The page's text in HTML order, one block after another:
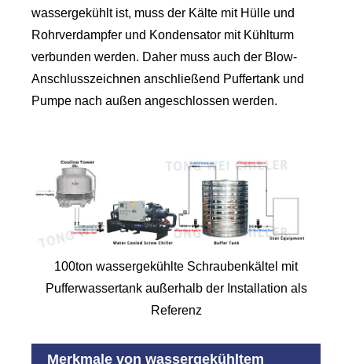
wassergekühlt ist, muss der Kälte mit Hülle und
Rohrverdampfer und Kondensator mit Kühlturm
verbunden werden. Daher muss auch der Blow-
Anschlusszeichnen anschließend Puffertank und
Pumpe nach außen angeschlossen werden.
100ton wassergekühlte Schraubenkältel mit
Pufferwassertank außerhalb der Installation als
Referenz
Merkmale von wassergekühltem